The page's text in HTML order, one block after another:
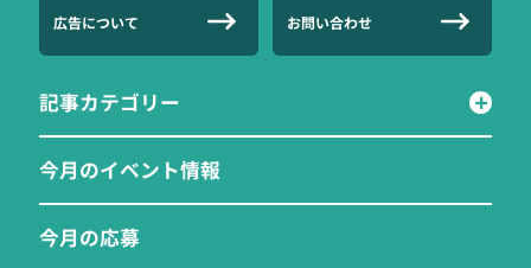
広告について お問い合わせ
記事カテゴリー
今月のイベント情報
今月の応募